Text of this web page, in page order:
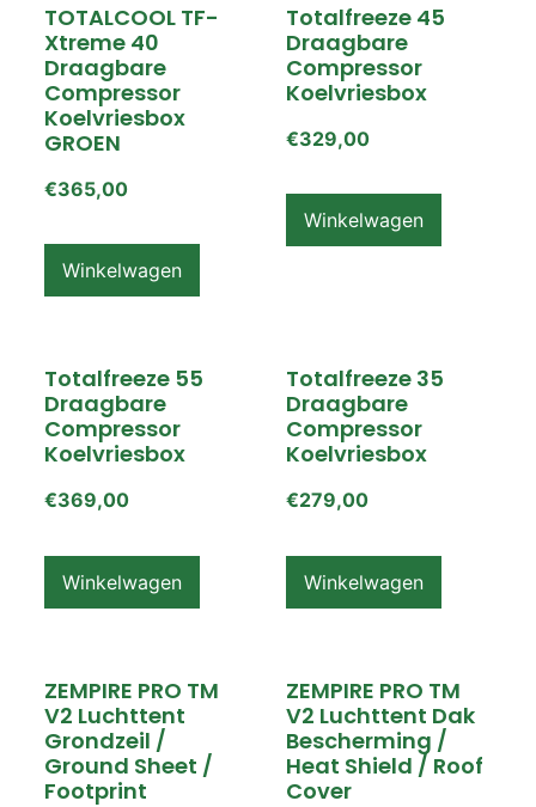
TOTALCOOL TF-
Xtreme 40
Draagbare
Compressor
Koelvriesbox
GROEN
€365,00
Winkelwagen
Totalfreeze 45
Draagbare
Compressor
Koelvriesbox
€329,00
Winkelwagen
Totalfreeze 55
Draagbare
Compressor
Koelvriesbox
€369,00
Winkelwagen
Totalfreeze 35
Draagbare
Compressor
Koelvriesbox
€279,00
Winkelwagen
ZEMPIRE PRO TM
V2 Luchttent
Grondzeil /
Ground Sheet /
Footprint
ZEMPIRE PRO TM
V2 Luchttent Dak
Bescherming /
Heat Shield / Roof
Cover